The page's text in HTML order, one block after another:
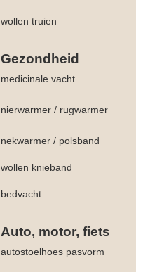
wollen truien
Gezondheid
medicinale vacht
nierwarmer / rugwarmer
nekwarmer / polsband
wollen knieband
bedvacht
Auto, motor, fiets
autostoelhoes pasvorm